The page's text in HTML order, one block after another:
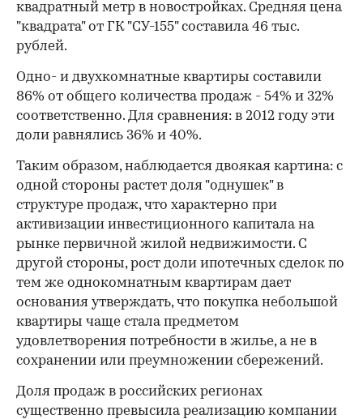
00:00 / 00:00
квадратный метр в новостройках. Средняя цена
"квадрата" от ГК "СУ-155" составила 46 тыс.
рублей.
Одно- и двухкомнатные квартиры составили
86% от общего количества продаж - 54% и 32%
соответственно. Для сравнения: в 2012 году эти
доли равнялись 36% и 40%.
Таким образом, наблюдается двоякая картина: с
одной стороны растет доля "однушек" в
структуре продаж, что характерно при
активизации инвестиционного капитала на
рынке первичной жилой недвижимости. С
другой стороны, рост доли ипотечных сделок по
тем же однокомнатным квартирам дает
основания утверждать, что покупка небольшой
квартиры чаще стала предметом
удовлетворения потребности в жилье, а не в
сохранении или преумножении сбережений.
Доля продаж в российских регионах
существенно превысила реализацию компании